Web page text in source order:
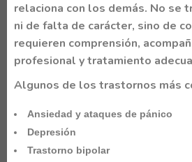
relaciona con los demás. No se
ni de falta de carácter, sino de
requieren comprensión,
profesional y tratamiento
Algunos de los trastornos más
Ansiedad y ataques de pánico
Depresión
Trastorno bipolar